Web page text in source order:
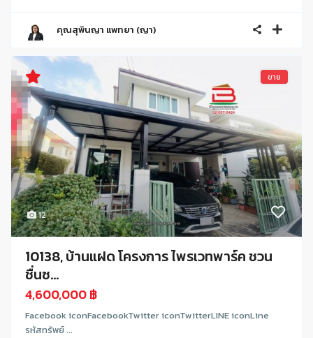
คุณสุพินญา แพทยา (ญา)
12
ขาย
10138, บ้านแฝด โครงการ ไพรเวทพาร์ค ชวน
ชื่นซ...
4,600,000 ฿
Facebook iconFacebookTwitter iconTwitterLINE iconLine
รหัสทรัพย์ ...